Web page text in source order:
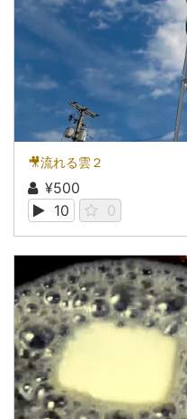
🎥流れる雲２
¥500
10
0